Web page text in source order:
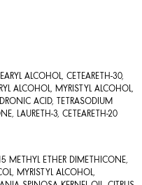
ALCOHOL, CETEARETH-30,
ALCOHOL, MYRISTYL ALCOHOL,
ACID, TETRASODIUM
LAURETH-3, CETEARETH-20
METHYL ETHER DIMETHICONE,
MYRISTYL ALCOHOL,